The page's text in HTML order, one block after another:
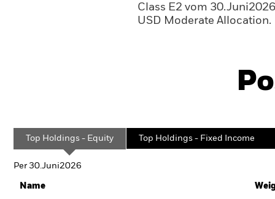
Class E2 vom
USD Moderate Allocation.
Top Holdings - Equity Top Holdings - Fixed Income
Per 30.Juni2026
Name